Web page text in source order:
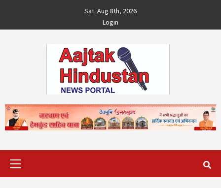
content
Sat. Aug 8th, 2026
Login